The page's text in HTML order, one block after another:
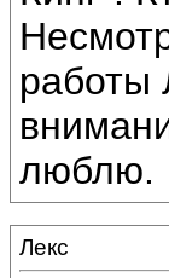
работы
люблю.
Лекс